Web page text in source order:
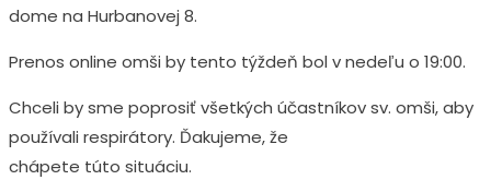
dome na Hurbanovej 8.
Prenos online omši by tento týždeň bol v nedeľu o 19:00.
Chceli by sme poprosiť všetkých účastníkov sv. omši, aby
používali respirátory. Ďakujeme, že
chápete túto situáciu.